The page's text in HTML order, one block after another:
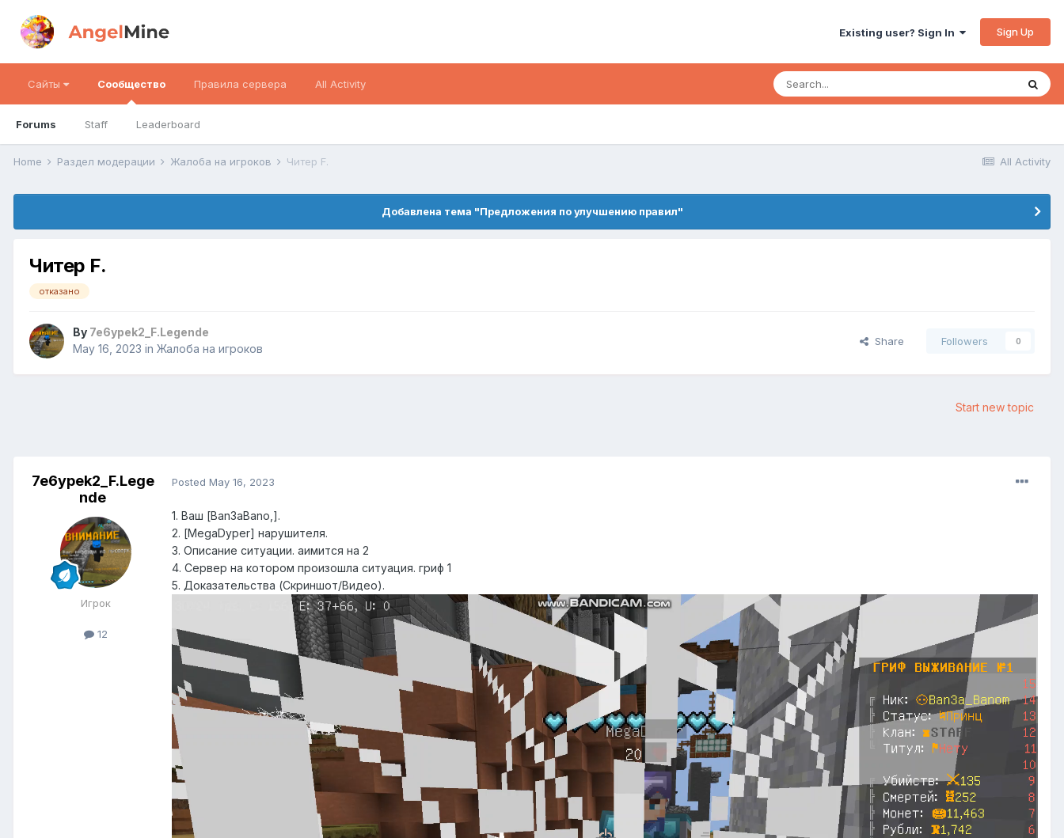
Existing user? Sign In Sign Up
Сайты Сообщество
Forums Staff Leaderboard
Правила сервера All Activity
All Activity
Home Раздел модерации Жалоба на игроков Читер F.
Добавлена тема "Предложения по улучшению правил"
Читер F.
отказано
By 7e6ypek2_F.Legende
May 16, 2023 in Жалоба на игроков
Share Followers 0
Start new topic
7e6ypek2_F.Lege
nde
Игрок
12
Posted May 16, 2023
1. Ваш [Ban3aBano,].
2. [MegaDyper] нарушителя.
3. Описание ситуации. aимится на 2
4. Сервер на котором произошла ситуация. гриф 1
5. Доказательства (Скриншот/Видео).